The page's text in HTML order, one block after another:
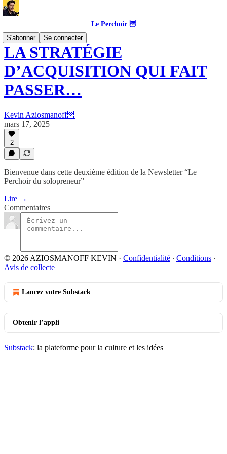
Le Perchoir 🦉
S'abonner
Se connecter
LA STRATÉGIE
D’ACQUISITION QUI FAIT
PASSER…
Kevin Aziosmanoff🦉
mars 17, 2025
2
Bienvenue dans cette deuxième édition de la Newsletter “Le
Perchoir du solopreneur”
Lire →
Commentaires
© 2026 AZIOSMANOFF KEVIN · Confidentialité ∙ Conditions ∙
Avis de collecte
Lancez votre Substack
Obtenir l’appli
Substack: la plateforme pour la culture et les idées